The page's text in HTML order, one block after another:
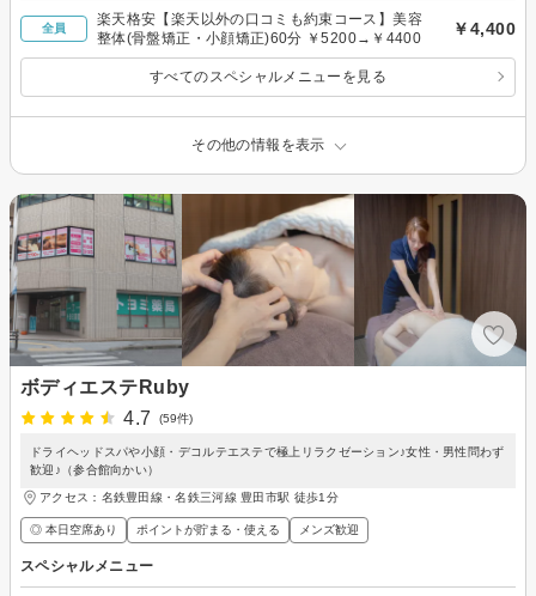
全員
楽天格安【楽天以外の口コミも約束コース】美容
整体(骨盤矯正・小顔矯正)60分 ￥5200→￥4400
￥4,400
すべてのスペシャルメニューを見る
その他の情報を表示
ボディエステRuby
4.7
(59件)
ドライヘッドスパや小顔・デコルテエステで極上リラクゼーション♪女性・男性問わず
歓迎♪（参合館向かい）
アクセス：名鉄豊田線・名鉄三河線 豊田市駅 徒歩1分
◎ 本日空席あり ポイントが貯まる・使える メンズ歓迎
スペシャルメニュー